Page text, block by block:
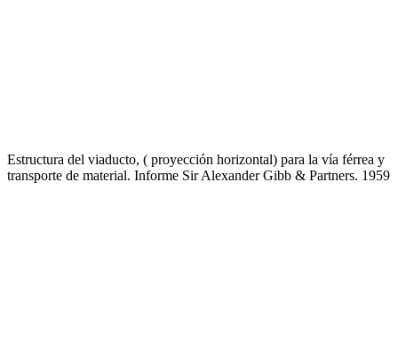
Estructura del viaducto, ( proyección horizontal) para la vía férrea y
transporte de material. Informe Sir Alexander Gibb & Partners. 1959